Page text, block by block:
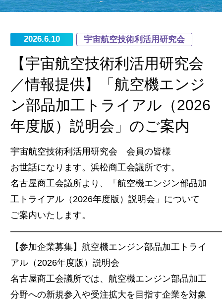
2026.6.10 宇宙航空技術利活用研究会
【宇宙航空技術利活用研究会
／情報提供】「航空機エンジ
ン部品加工トライアル（2026
年度版）説明会」のご案内
宇宙航空技術利活用研究会 会員の皆様
お世話になります。浜松商工会議所です。
名古屋商工会議所より、「航空機エンジン部品加
工トライアル（2026年度版）説明会」について
ご案内いたします。
【参加企業募集】航空機エンジン部品加工トライ
アル（2026年度版）説明会
名古屋商工会議所では、航空機エンジン部品加工
分野への新規参入や受注拡大を目指す企業を対象